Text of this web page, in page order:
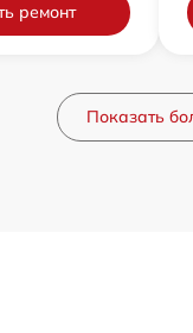
ремонт
Показать